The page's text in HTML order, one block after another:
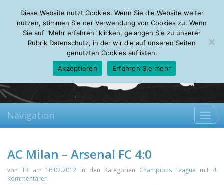
Sunday, 09.08.2026
Mein Account
About Autoren Leseempfehlungen FAQ
Navigation
AC Milan – Arsenal FC 4:0
von TRam 16.02.2012 in den Kategorien Champions League mit 4
Kommentaren
Diese Website nutzt Cookies. Wenn Sie die Website weiter
nutzen, stimmen Sie der Verwendung von Cookies zu. Wenn
Sie auf "Mehr erfahren" klicken, gelangen Sie zu unserer
Rubrik Datenschutz, in der wir die auf unseren Seiten
genutzten Cookies auflisten.
Akzeptieren
Erfahren Sie mehr